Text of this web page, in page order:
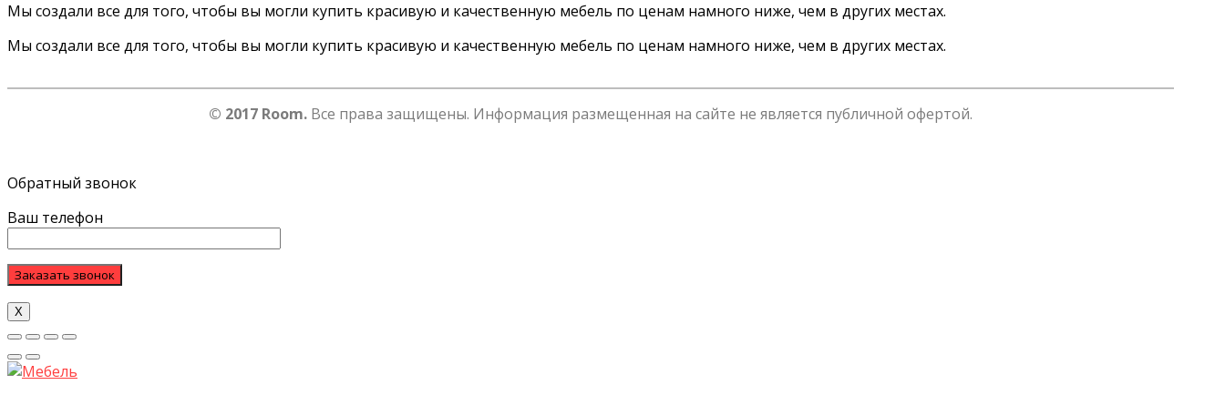
Мы создали все для того, чтобы вы могли купить красивую и качественную мебель по ценам намного ниже, чем в других местах.
Мы создали все для того, чтобы вы могли купить красивую и качественную мебель по ценам намного ниже, чем в других местах.
© 2017 Room. Все права защищены. Информация размещенная на сайте не является публичной офертой.
Обратный звонок
Ваш телефон
Х